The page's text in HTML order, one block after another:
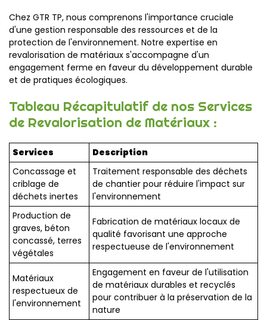
Chez GTR TP, nous comprenons l'importance cruciale
d'une gestion responsable des ressources et de la
protection de l'environnement. Notre expertise en
revalorisation de matériaux s'accompagne d'un
engagement ferme en faveur du développement durable
et de pratiques écologiques.
Tableau Récapitulatif de nos Services
de Revalorisation de Matériaux :
Services
Description
Concassage et
criblage de
déchets inertes
Traitement responsable des déchets
de chantier pour réduire l'impact sur
l'environnement
Production de
graves, béton
concassé, terres
végétales
Fabrication de matériaux locaux de
qualité favorisant une approche
respectueuse de l'environnement
Matériaux
respectueux de
l'environnement
Engagement en faveur de l'utilisation
de matériaux durables et recyclés
pour contribuer à la préservation de la
nature